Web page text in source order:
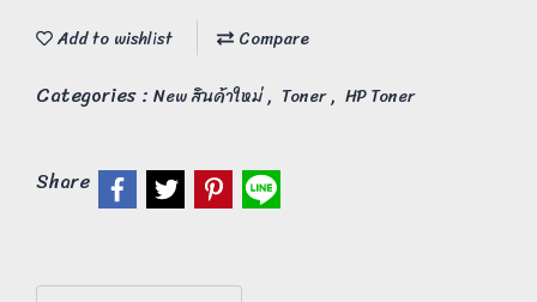
Add to wishlist Compare
Categories : New สินค้าใหม่, Toner, HP Toner
Share